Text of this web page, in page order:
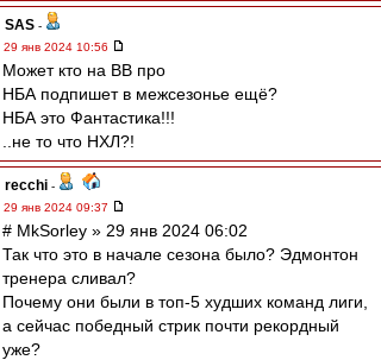
SAS -
29 янв 2024 10:56
Может кто на ВВ про
НБА подпишет в межсезонье ещё?
НБА это Фантастика!!!
..не то что НХЛ?!
recchi -
29 янв 2024 09:37
# MkSorley » 29 янв 2024 06:02
Так что это в начале сезона было? Эдмонтон
тренера сливал?
Почему они были в топ-5 худших команд лиги,
а сейчас победный стрик почти рекордный
уже?